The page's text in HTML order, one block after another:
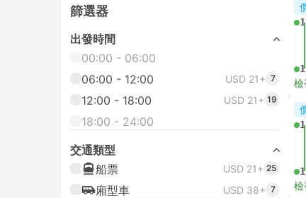
篩選器
出發時間
00:00 - 06:00
06:00 - 12:00
USD 21+ 7
12:00 - 18:00 USD 21+ 19
18:00 - 24:00
交通類型
船票
USD 21+ 25
廂型車 USD 38+ 7
檢
檢